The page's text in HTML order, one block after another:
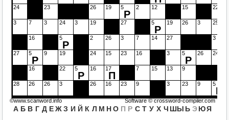
24 23 26 19 5
Р
2 12 15 22
3 7 3 24 3 19 27 5
Р
19 26 3 25
16 5
Р
2 26 3 7 14 27 3
27 5
Р
9 19 24 15 23 16 3 5
Р
26 24
16 22 5
Р
16 17
П
7 15 13 9
28 26 26 3 26 16 23 9 3 23 9 5
Р
А Б В Г Д Е Ж З И Й К Л М Н О П Р С Т У Х Ч ШЫ Ь ЭЮЯ
©www.scanword.info Software ©crossword-compiler.com